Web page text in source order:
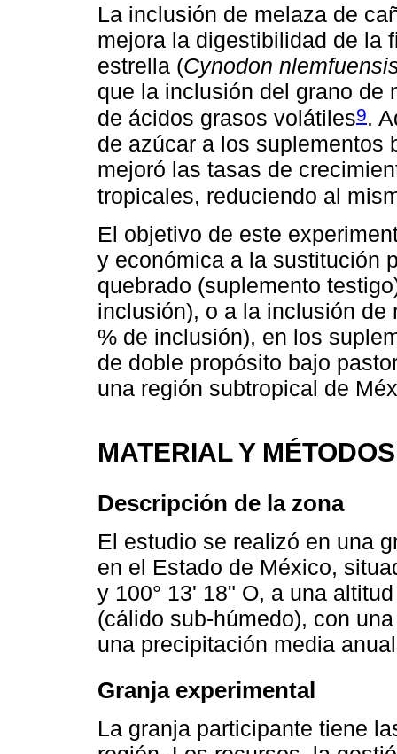
La inclusión de melaza de
mejora la digestibilidad de la
estrella (Cynodon
que la inclusión del grano de
de ácidos grasos volátiles9.
de azúcar a los suplementos
mejoró las tasas de
tropicales, reduciendo al
El objetivo de este
y económica a la sustitución
quebrado (suplemento
inclusión), o a la inclusión de
% de inclusión), en los
de doble propósito bajo
una región subtropical de
MATERIAL Y MÉTODOS
Descripción de la zona
El estudio se realizó en una
en el Estado de México,
y 100° 13' 18" O, a una
(cálido sub-húmedo), con
una precipitación media
Granja experimental
La granja participante tiene